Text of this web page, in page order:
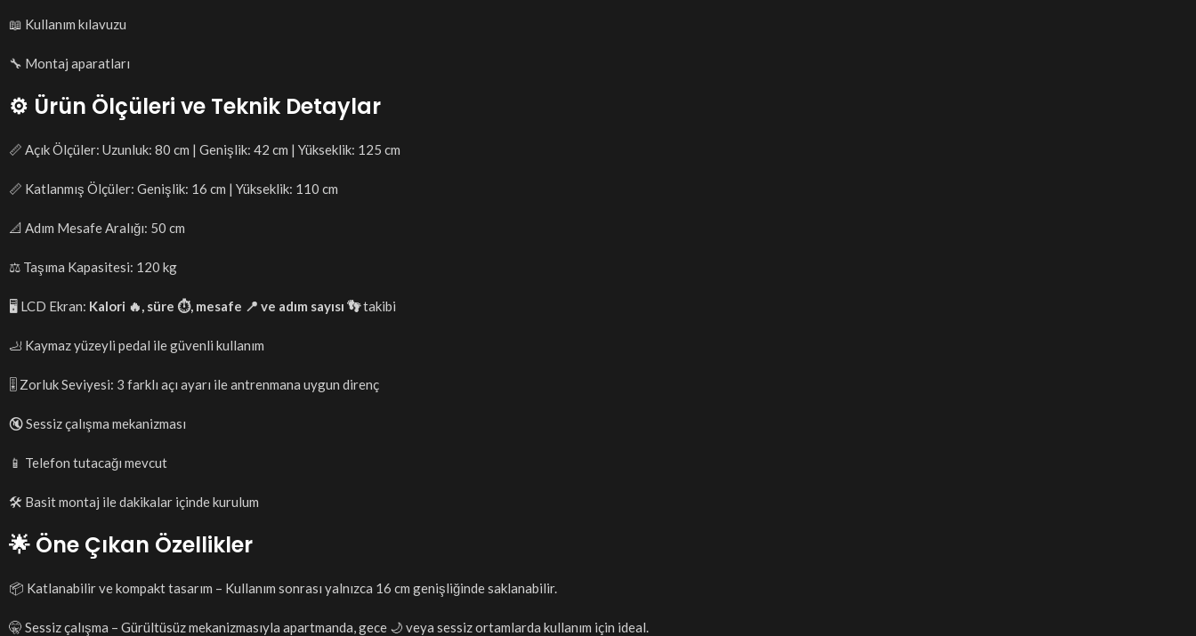
📖 Kullanım kılavuzu
🔧 Montaj aparatları
⚙️ Ürün Ölçüleri ve Teknik Detaylar
📏 Açık Ölçüler: Uzunluk: 80 cm | Genişlik: 42 cm | Yükseklik: 125 cm
📏 Katlanmış Ölçüler: Genişlik: 16 cm | Yükseklik: 110 cm
📐 Adım Mesafe Aralığı: 50 cm
⚖️ Taşıma Kapasitesi: 120 kg
🖥️ LCD Ekran: Kalori 🔥, süre ⏱️, mesafe 📍 ve adım sayısı 👣takibi
🦶 Kaymaz yüzeyli pedal ile güvenli kullanım
🎚️ Zorluk Seviyesi: 3 farklı açı ayarı ile antrenmana uygun direnç
🔇 Sessiz çalışma mekanizması
📱 Telefon tutacağı mevcut
🛠️ Basit montaj ile dakikalar içinde kurulum
🌟 Öne Çıkan Özellikler
📦 Katlanabilir ve kompakt tasarım – Kullanım sonrası yalnızca 16 cm genişliğinde saklanabilir.
🤫 Sessiz çalışma – Gürültüsüz mekanizmasıyla apartmanda, gece 🌙 veya sessiz ortamlarda kullanım için ideal.